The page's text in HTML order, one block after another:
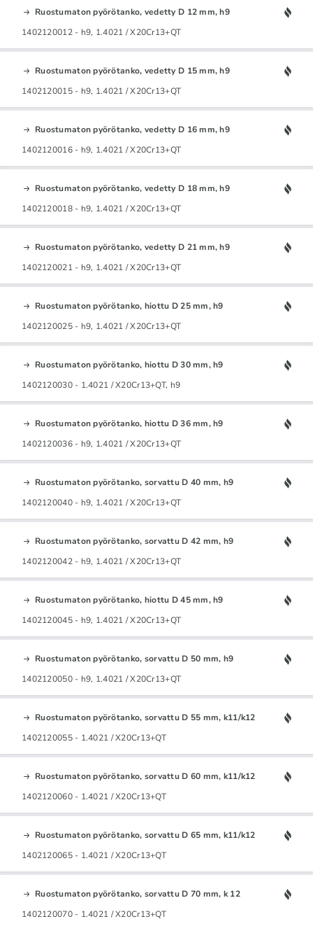
Ruostumaton pyörötanko, vedetty D 12 mm, h9
1402120012 - h9, 1.4021 / X20Cr13+QT
Ruostumaton pyörötanko, vedetty D 15 mm, h9
1402120015 - h9, 1.4021 / X20Cr13+QT
Ruostumaton pyörötanko, vedetty D 16 mm, h9
1402120016 - h9, 1.4021 / X20Cr13+QT
Ruostumaton pyörötanko, vedetty D 18 mm, h9
1402120018 - h9, 1.4021 / X20Cr13+QT
Ruostumaton pyörötanko, vedetty D 21 mm, h9
1402120021 - h9, 1.4021 / X20Cr13+QT
Ruostumaton pyörötanko, hiottu D 25 mm, h9
1402120025 - h9, 1.4021 / X20Cr13+QT
Ruostumaton pyörötanko, hiottu D 30 mm, h9
1402120030 - 1.4021 / X20Cr13+QT, h9
Ruostumaton pyörötanko, hiottu D 36 mm, h9
1402120036 - h9, 1.4021 / X20Cr13+QT
Ruostumaton pyörötanko, sorvattu D 40 mm, h9
1402120040 - h9, 1.4021 / X20Cr13+QT
Ruostumaton pyörötanko, sorvattu D 42 mm, h9
1402120042 - h9, 1.4021 / X20Cr13+QT
Ruostumaton pyörötanko, hiottu D 45 mm, h9
1402120045 - h9, 1.4021 / X20Cr13+QT
Ruostumaton pyörötanko, sorvattu D 50 mm, h9
1402120050 - h9, 1.4021 / X20Cr13+QT
Ruostumaton pyörötanko, sorvattu D 55 mm, k11/k12
1402120055 - 1.4021 / X20Cr13+QT
Ruostumaton pyörötanko, sorvattu D 60 mm, k11/k12
1402120060 - 1.4021 / X20Cr13+QT
Ruostumaton pyörötanko, sorvattu D 65 mm, k11/k12
1402120065 - 1.4021 / X20Cr13+QT
Ruostumaton pyörötanko, sorvattu D 70 mm, k 12
1402120070 - 1.4021 / X20Cr13+QT